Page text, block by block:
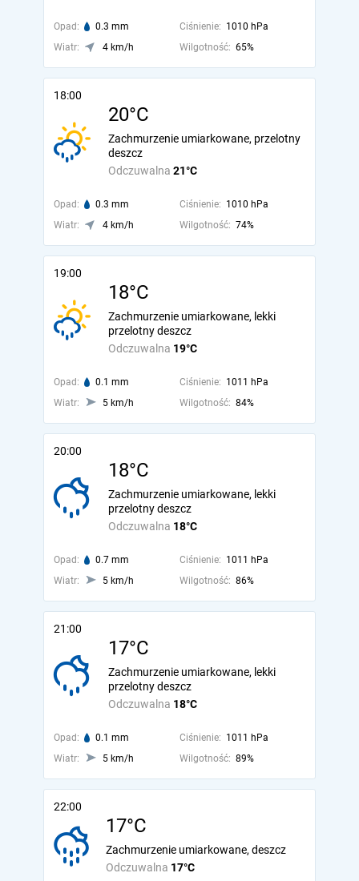
Opad: 0.3 mm Ciśnienie: 1010 hPa
Wiatr:
4 km/h Wilgotność: 65%
18:00
20°C
Odczuwalna 21°C
Zachmurzenie umiarkowane, przelotny
deszcz
Opad: 0.3 mm Ciśnienie: 1010 hPa
Wiatr:
4 km/h Wilgotność: 74%
19:00
18°C
Odczuwalna 19°C
Zachmurzenie umiarkowane, lekki
przelotny deszcz
Opad: 0.1 mm Ciśnienie: 1011 hPa
Wiatr:
5 km/h Wilgotność: 84%
20:00
18°C
Odczuwalna 18°C
Zachmurzenie umiarkowane, lekki
przelotny deszcz
Opad: 0.7 mm Ciśnienie: 1011 hPa
Wiatr:
5 km/h Wilgotność: 86%
21:00
17°C
Odczuwalna 18°C
Zachmurzenie umiarkowane, lekki
przelotny deszcz
Opad: 0.1 mm Ciśnienie: 1011 hPa
Wiatr:
5 km/h Wilgotność: 89%
22:00
17°C
Odczuwalna 17°C
Zachmurzenie umiarkowane, deszcz